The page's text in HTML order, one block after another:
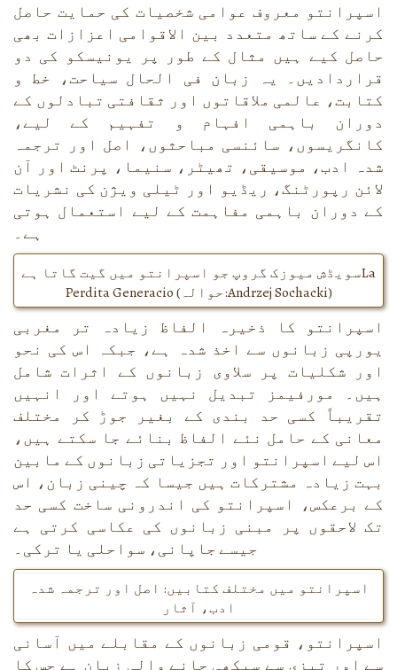
اسپرانتو معروف عوامی شخصیات کی حمایت حاصل
کرنے کے ساتھ متعدد بین الاقوامی اعزازات بھی
حاصل کیے ہیں مثال کے طور پر یونیسکو کی دو
قراردادیں۔ یہ زبان فی الحال سیاحت، خط و
کتابت، عالمی ملاقاتوں اور ثقافتی تبادلوں کے
دوران باہمی افہام و تفہیم کے لیے،
کانگریسوں، سائنسی مباحثوں، اصل اور ترجمہ
شدہ ادب، موسیقی، تھیٹر، سنیما، پرنٹ اور آن
لائن رپورٹنگ، ریڈیو اور ٹیلی ویژن کی نشریات
کے دوران باہمی مفاہمت کے لیے استعمال ہوتی
ہے۔
سویڈش میوزک گروپ جو اسپرانتو میں گیت گاتا ہےLa
Perdita Generacio
(حوالہ:Andrzej Sochacki)
اسپرانتو کا ذخیرہ الفاظ زیادہ تر مغربی
یورپی زبانوں سے اخذ شدہ ہے، جبکہ اس کی نحو
اور شکلیات پر سلاوی زبانوں کے اثرات شامل
ہیں۔ مورفیمز تبدیل نہیں ہوتے اور انہیں
تقریباً کسی حد بندی کے بغیر جوڑ کر مختلف
معانی کے حامل نئے الفاظ بنائے جا سکتے ہیں،
اس لیے اسپرانتو اور تجزیاتی زبانوں کے مابین
بہت زیادہ مشترکات ہیں جیسا کہ چینی زبان، اس
کے برعکس، اسپرانتو کی اندرونی ساخت کسی حد
تک لاحقوں پر مبنی زبانوں کی عکاسی کرتی ہے
جیسے جاپانی، سواحلی یا ترکی۔
اسپرانتو میں مختلف کتابیں: اصل اور ترجمہ شدہ
ادب، آثار
اسپرانتو، قومی زبانوں کے مقابلے میں آسانی
سے اور تیزی سے سیکھی جانے والی زبان ہے جس کا